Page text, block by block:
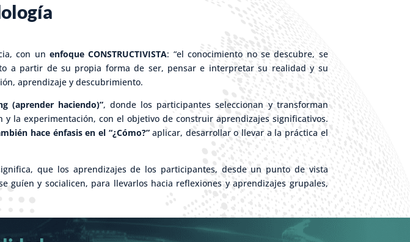
con unenfoque CONSTRUCTIVISTA: “el conocimiento no se descubre, se
a partir de su propia forma de ser, pensar e interpretar su realidad y su
aprendizaje y descubrimiento.
(aprender haciendo)”, donde los participantes seleccionan y transforman
la experimentación, con el objetivo de construir aprendizajes significativos.
hace énfasis en el “¿Cómo?”aplicar, desarrollar o llevar a la práctica el
que los aprendizajes de los participantes, desde un punto de vista
y socialicen, para llevarlos hacia reflexiones y aprendizajes grupales,